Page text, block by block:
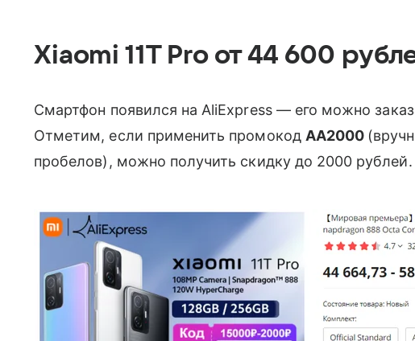
Xiaomi 11T Pro от 44 600
Смартфон появился на AliExpress— его можно
Отметим, если применить промокод AA2000
пробелов) , можно получить скидку до 2000 рублей.